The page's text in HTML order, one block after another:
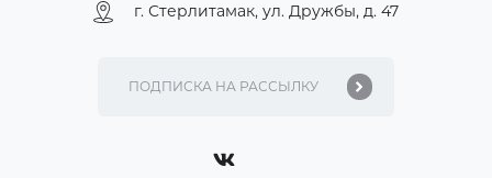
г. Стерлитамак, ул. Дружбы, д. 47